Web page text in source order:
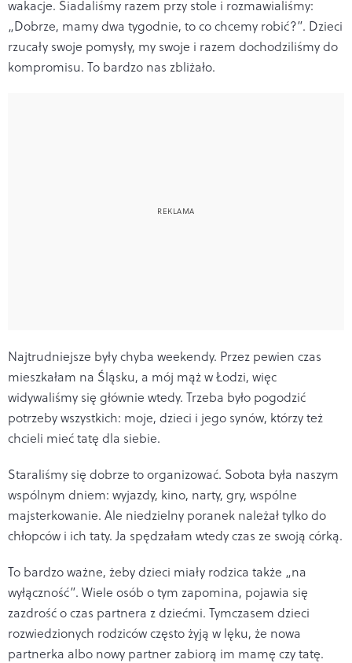
wakacje. Siadaliśmy razem przy stole i rozmawialiśmy:
„Dobrze, mamy dwa tygodnie, to co chcemy robić?”. Dzieci
rzucały swoje pomysły, my swoje i razem dochodziliśmy do
kompromisu. To bardzo nas zbliżało.
Najtrudniejsze były chyba weekendy. Przez pewien czas
mieszkałam na Śląsku, a mój mąż w Łodzi, więc
widywaliśmy się głównie wtedy. Trzeba było pogodzić
potrzeby wszystkich: moje, dzieci i jego synów, którzy też
chcieli mieć tatę dla siebie.
Staraliśmy się dobrze to organizować. Sobota była naszym
wspólnym dniem: wyjazdy, kino, narty, gry, wspólne
majsterkowanie. Ale niedzielny poranek należał tylko do
chłopców i ich taty. Ja spędzałam wtedy czas ze swoją córką.
To bardzo ważne, żeby dzieci miały rodzica także „na
wyłączność”. Wiele osób o tym zapomina, pojawia się
zazdrość o czas partnera z dziećmi. Tymczasem dzieci
rozwiedzionych rodziców często żyją w lęku, że nowa
partnerka albo nowy partner zabiorą im mamę czy tatę.